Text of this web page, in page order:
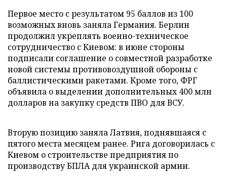
Первое место с результатом 95 баллов из 100
возможных вновь заняла Германия. Берлин
продолжил укреплять военно-техническое
сотрудничество с Киевом: в июне стороны
подписали соглашение о совместной разработке
новой системы противовоздушной обороны с
баллистическими ракетами. Кроме того, ФРГ
объявила о выделении дополнительных 400 млн
долларов на закупку средств ПВО для ВСУ.
Вторую позицию заняла Латвия, поднявшаяся с
пятого места месяцем ранее. Рига договорилась с
Киевом о строительстве предприятия по
производству БПЛА для украинской армии.